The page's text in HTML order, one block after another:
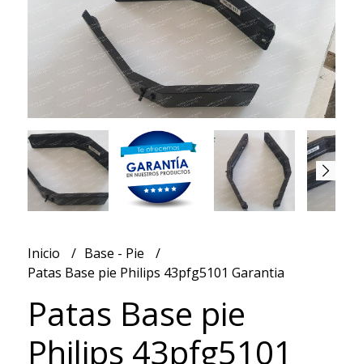
Inicio
Base - Pie
Patas Base pie Philips 43pfg5101 Garantia
Patas Base pie
Philips 43pfg5101